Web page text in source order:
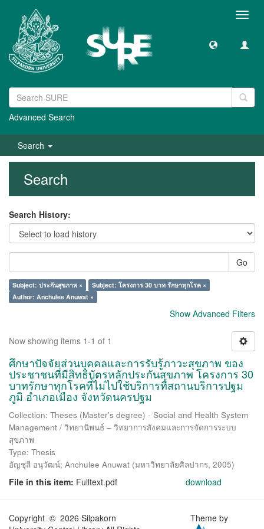
Advanced Search
Search
Search
Search History:
Go
Subject: ประกันสุขภาพ ×
Subject: โครงการ 30 บาท รักษาทุกโรค ×
Author: Anchulee Anuwat ×
Show Advanced Filters
Now showing items 1-1 of 1
ศึกษาปัจจัยส่วนบุคคลและการรับรู้ภาวะสุขภาพ ของ
ประชาชนที่มีสิทธิบัตรหลักประกันสุขภาพ โครงการ 30
บาทรักษาทุกโรคที่ไม่ไปใช้บริการที่สถานบริการปฐม
ภูมิ อำเภอเมือง จังหวัดนครปฐม
Collection: Theses (Master's degree) - Social and Health System
Management / วิทยานิพนธ์ – วิทยาการสังคมและการจัดการระบบ
สุขภาพ
Type: Thesis
อัญชุลี อนุวัฒน์; Anchulee Anuwat (มหาวิทยาลัยศิลปากร, 2005)
File in this item: Fulltext.pdf download
Copyright © 2026 Silpakorn
Theme by